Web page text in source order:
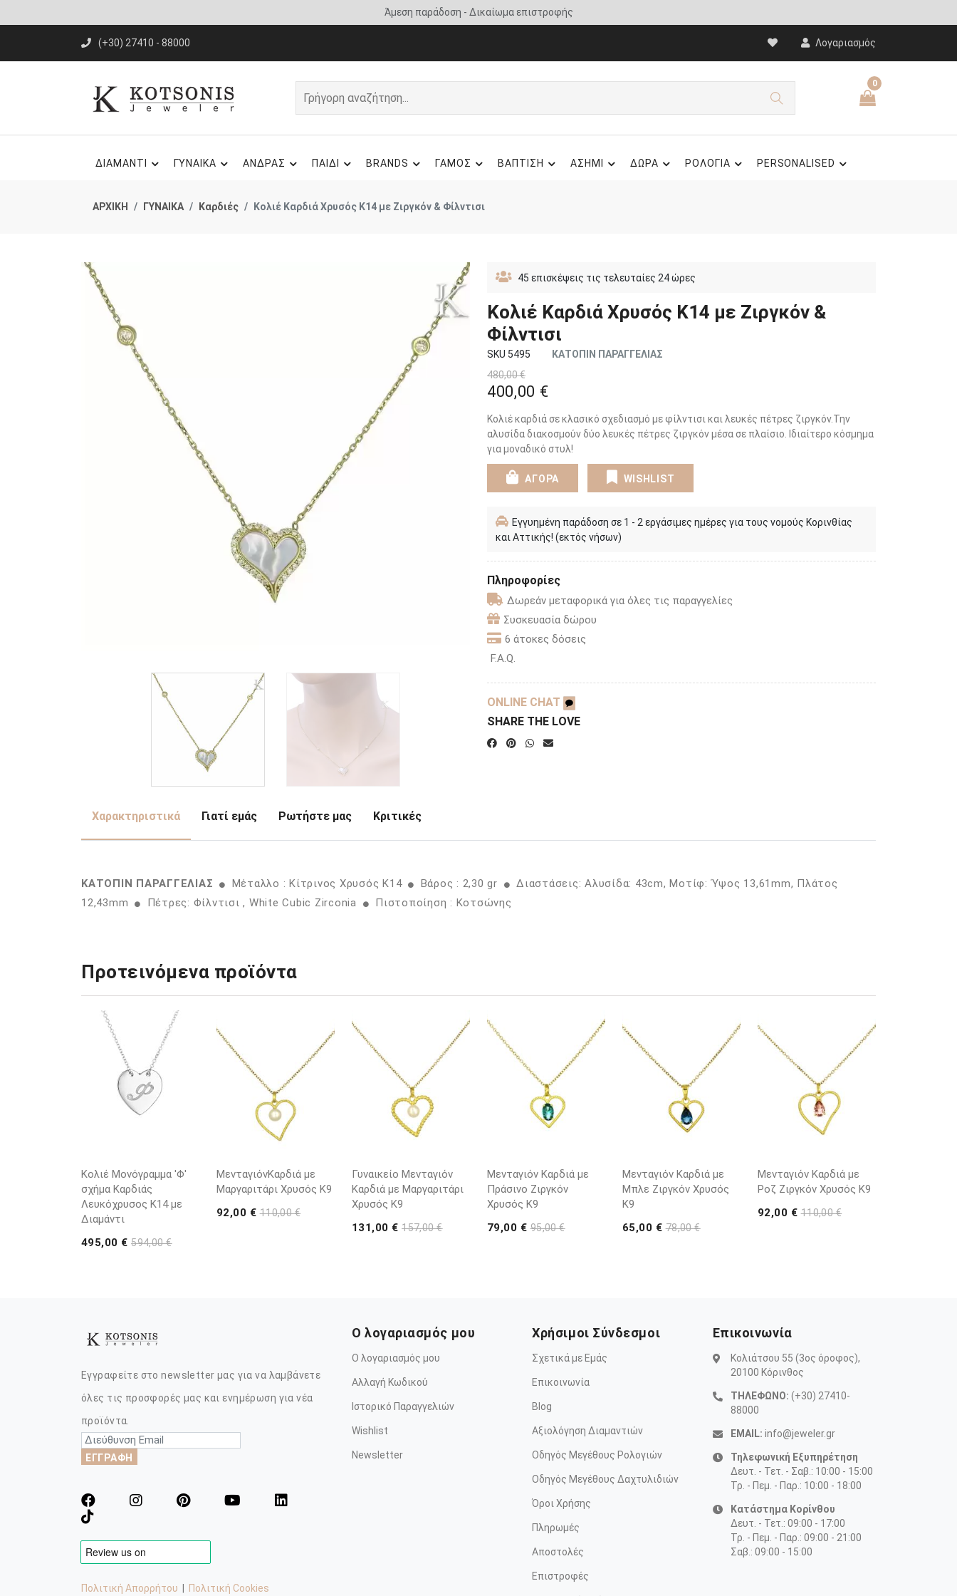
Συσκευασία δώρου -6 άτοκες δόσεις
(+30) 27410 - 88000 Λογαριασμός
0
ΔΙΑΜΑΝΤΙ ΓΥΝΑΙΚΑ ΑΝΔΡΑΣ ΠΑΙΔΙ BRANDS ΓΑΜΟΣ ΒΑΠΤΙΣΗ ΑΣΗΜΙ ΔΩΡΑ ΡΟΛΟΓΙΑ PERSONALISED
ΑΡΧΙΚΗ ΓΥΝΑΙΚΑ Καρδιές Κολιέ Καρδιά Χρυσός Κ14 με Ζιργκόν & Φίλντισι
45 επισκέψεις τις τελευταίες 24 ώρες
Κολιέ Καρδιά Χρυσός Κ14 με Ζιργκόν &
Φίλντισι
SKU 5495
ΚΑΤΟΠΙΝ ΠΑΡΑΓΓΕΛΙΑΣ
480,00 €
400,00 €
Κολιέ καρδιά σε κλασικό σχεδιασμό με φίλντισι και λευκές πέτρες ζιργκόν.Την
αλυσίδα διακοσμούν δύο λευκές πέτρες ζιργκόν μέσα σε πλαίσιο. Ιδιαίτερο κόσμημα
για μοναδικό στυλ!
ΑΓΟΡΑ WISHLIST
Εγγυημένη παράδοση σε 1 - 2 εργάσιμες ημέρες για τους νομούς Κορινθίας
και Αττικής! (εκτός νήσων)
Πληροφορίες
Δωρεάν μεταφορικά για όλες τις παραγγελίες
Συσκευασία δώρου
6 άτοκες δόσεις
F.A.Q.
ONLINE CHAT
SHARE THE LOVE
Χαρακτηριστικά Γιατί εμάς Ρωτήστε μας Κριτικές
ΚΑΤΟΠΙΝ ΠΑΡΑΓΓΕΛΙΑΣ Μέταλλο : Κίτρινος Χρυσός K14 Βάρος : 2,30 gr
Διαστάσεις: Αλυσίδα: 43cm, Μοτίφ: Ύψος 13,61mm, Πλάτος
12,43mm
Πέτρες: Φίλντισι , White Cubic Zirconia Πιστοποίηση : Κοτσώνης
Προτεινόμενα προϊόντα
Κολιέ Μονόγραμμα 'Φ'
σχήμα Καρδιάς
Λευκόχρυσος K14 με
Διαμάντι
495,00 €594,00 €
ΜενταγιόνΚαρδιά με
Μαργαριτάρι Χρυσός K9
92,00 €110,00 €
Γυναικείο Μενταγιόν
Καρδιά με Μαργαριτάρι
Χρυσός K9
131,00 €157,00 €
Μενταγιόν Καρδιά με
Πράσινο Ζιργκόν
Χρυσός K9
79,00 €95,00 €
Μενταγιόν Καρδιά με
Μπλε Ζιργκόν Χρυσός
K9
65,00 €78,00 €
Μενταγιόν Καρδιά με
Ροζ Ζιργκόν Χρυσός K9
92,00 €110,00 €
Εγγραφείτε στο newsletter μας για να λαμβάνετε
όλες τις προσφορές μας και ενημέρωση για νέα
προϊόντα.
ΕΓΓΡΑΦΗ
Πολιτική Απορρήτου Πολιτική Cookies
Ο λογαριασμός μου
Ο λογαριασμός μου
Αλλαγή Κωδικού
Ιστορικό Παραγγελιών
Wishlist
Newsletter
Χρήσιμοι Σύνδεσμοι
Σχετικά με Εμάς
Επικοινωνία
Blog
Αξιολόγηση Διαμαντιών
Οδηγός Μεγέθους Ρολογιών
Οδηγός Μεγέθους Δαχτυλιδιών
Όροι Χρήσης
Πληρωμές
Αποστολές
Επιστροφές
Επικοινωνία
Κολιάτσου 55 (3ος όροφος),
20100 Κόρινθος
ΤΗΛΕΦΩΝΟ: (+30) 27410-
88000
EMAIL: info@jeweler.gr
Τηλεφωνική Εξυπηρέτηση
Δευτ. - Τετ. - Σαβ.: 10:00 - 15:00
Τρ. - Πεμ. - Παρ.: 10:00 - 18:00
Κατάστημα Κορίνθου
Δευτ. - Τετ.: 09:00 - 17:00
Τρ. - Πεμ. - Παρ.: 09:00 - 21:00
Σαβ.: 09:00 - 15:00